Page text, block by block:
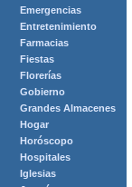
Emergencias
Entretenimiento
Farmacias
Fiestas
Florerías
Gobierno
Grandes Almacenes
Hogar
Horóscopo
Hospitales
Iglesias